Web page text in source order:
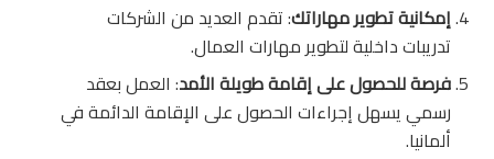
إمكانية تطوير مهاراتك: تقدم العديد من الشركات
تدريبات داخلية لتطوير مهارات العمال.
فرصة للحصول على إقامة طويلة الأمد: العمل بعقد
رسمي يسهل إجراءات الحصول على الإقامة الدائمة في
ألمانيا.